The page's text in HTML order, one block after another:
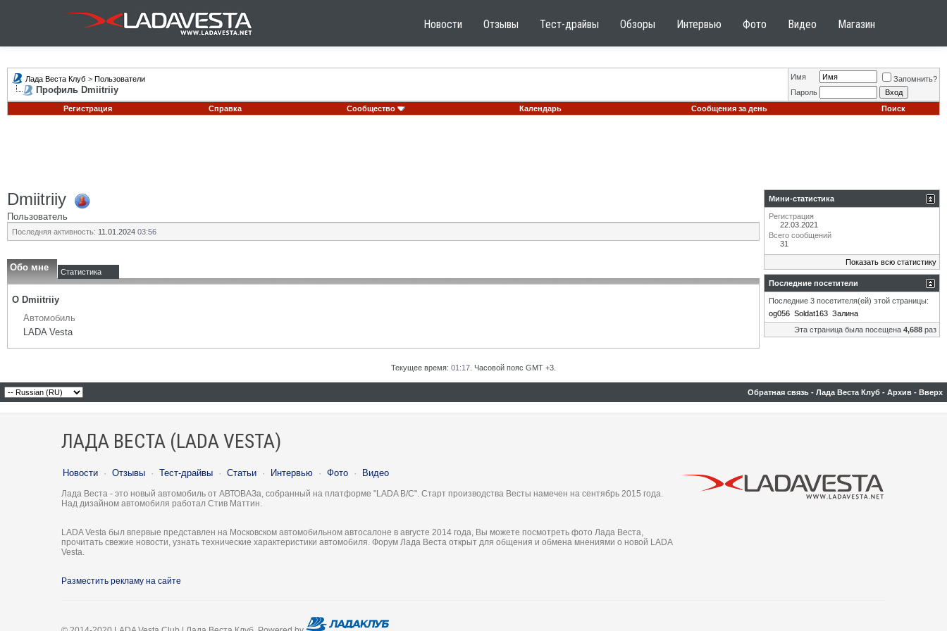
Новости Отзывы Тест-драйвы Обзоры Интервью Фото Видео Магазин
Лада Веста Клуб > Пользователи
Профиль Dmiitriiy
Имя
Запомнить?
Пароль
Регистрация
Справка Сообщество Календарь Сообщения за день Поиск
Dmiitriiy
Пользователь
Последняя активность: 11.01.2024 03:56
Обо мне Статистика
О Dmiitriiy
Автомобиль
LADA Vesta
Мини-статистика
Регистрация
22.03.2021
Всего сообщений
31
Показать всю статистику
Последние посетители
Последние 3 посетителя(ей) этой страницы:
og056 Soldat163 Залина
Эта страница была посещена 4,688 раз
Текущее время: 01:17 . Часовой пояс GMT +3.
Обратная связь - Лада Веста Клуб - Архив - Вверх
ЛАДА ВЕСТА (LADA VESTA)
Новости · Отзывы · Тест-драйвы · Статьи · Интервью · Фото · Видео
Лада Веста - это новый автомобиль от АВТОВАЗа, собранный на платформе "LADA B/C". Старт производства Весты намечен на сентябрь 2015 года.
Над дизайном автомобиля работал Стив Маттин.
LADA Vesta был впервые представлен на Московском автомобильном автосалоне в августе 2014 года, Вы можете посмотреть фото Лада Веста,
прочитать свежие новости, узнать технические характеристики автомобиля. Форум Лада Веста открыт для общения и обмена мнениями о новой LADA
Vesta.
Разместить рекламу на сайте